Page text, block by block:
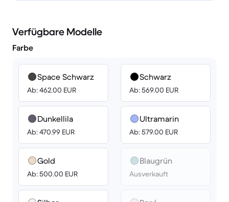
Verfügbare Modelle
Farbe
Space Schwarz
Ab: 462.00 EUR
Dunkellila
Ab: 470.99 EUR
Gold
Ab: 500.00 EUR
Schwarz
Ab: 569.00 EUR
Ultramarin
Ab: 579.00 EUR
Blaugrün
Ausverkauft